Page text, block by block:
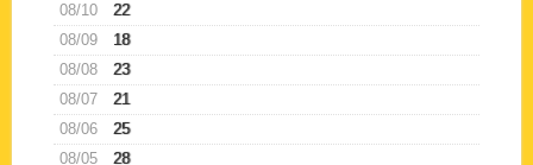
08/10
22
08/09
18
08/08
23
08/07
21
08/06
25
08/05
28